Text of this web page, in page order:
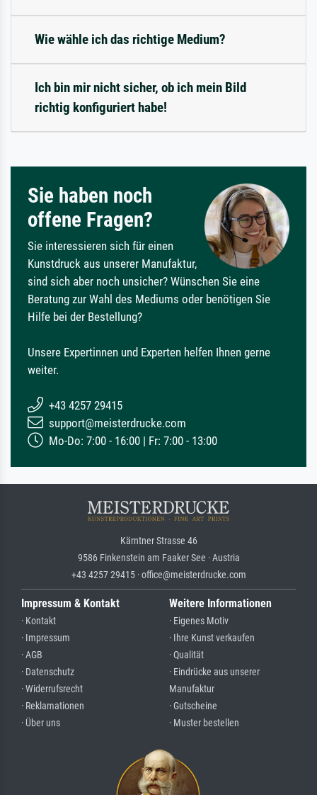
Wie wähle ich das richtige Medium?
Ich bin mir nicht sicher, ob ich mein Bild
richtig konfiguriert habe!
Sie haben noch
offene Fragen?
Sie interessieren sich für einen
Kunstdruck aus unserer Manufaktur,
sind sich aber noch unsicher? Wünschen Sie eine
Beratung zur Wahl des Mediums oder benötigen Sie
Hilfe bei der Bestellung?
Unsere Expertinnen und Experten helfen Ihnen gerne
weiter.
+43 4257 29415
support@meisterdrucke.com
Mo-Do: 7:00 - 16:00 | Fr: 7:00 - 13:00
Kärntner Strasse 46
9586 Finkenstein am Faaker See · Austria
+43 4257 29415 · office@meisterdrucke.com
Impressum & Kontakt
· Kontakt
· Impressum
· AGB
· Datenschutz
· Widerrufsrecht
· Reklamationen
· Über uns
Weitere Informationen
· Eigenes Motiv
· Ihre Kunst verkaufen
· Qualität
· Eindrücke aus unserer
Manufaktur
· Gutscheine
· Muster bestellen